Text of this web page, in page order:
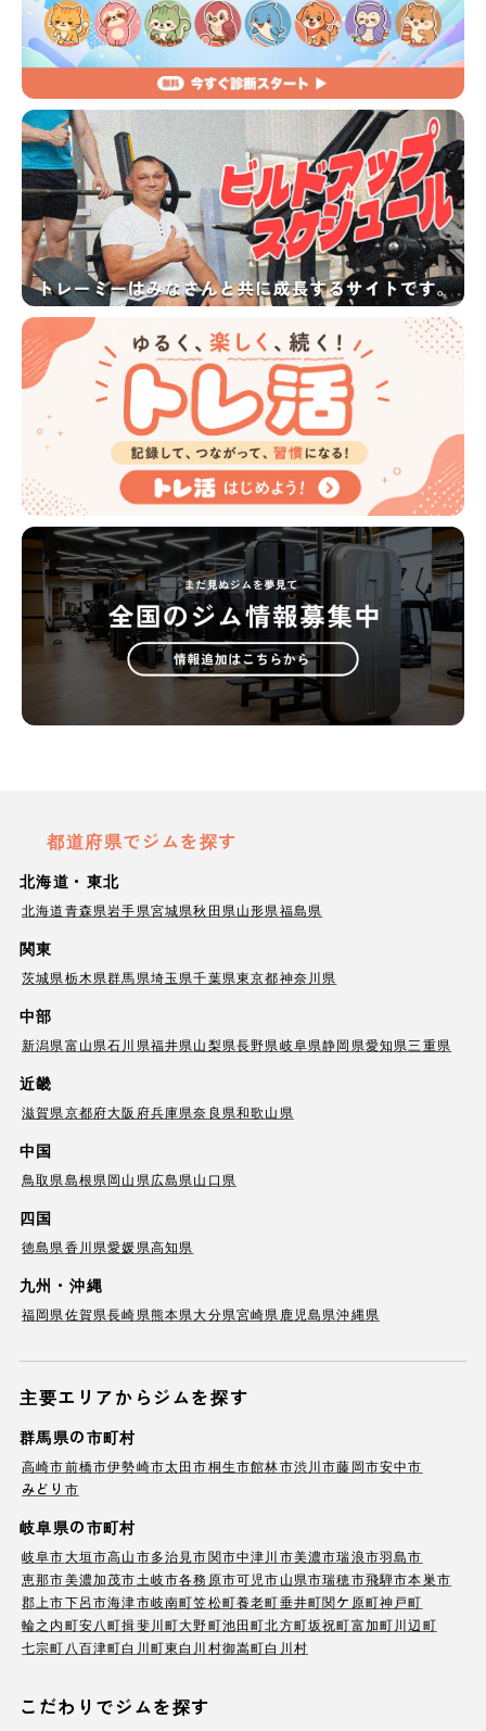
都道府県でジムを探す
北海道・東北
北海道青森県岩手県宮城県秋田県山形県福島県
関東
茨城県栃木県群馬県埼玉県千葉県東京都神奈川県
中部
新潟県富山県石川県福井県山梨県長野県岐阜県静岡県愛知県三重県
近畿
滋賀県京都府大阪府兵庫県奈良県和歌山県
中国
鳥取県島根県岡山県広島県山口県
四国
徳島県香川県愛媛県高知県
九州・沖縄
福岡県佐賀県長崎県熊本県大分県宮崎県 鹿児島県沖縄県
主要エリアからジムを探す
群馬県の市町村
高崎市前橋市伊勢崎市太田市桐生市館林市渋川市藤岡市安中市
みどり市
岐阜県の市町村
岐阜市大垣市高山市多治見市関市中津川市美濃市瑞浪市羽島市
恵那市美濃加茂市土岐市各務原市可児市山県市瑞穂市飛騨市本巣市
郡上市下呂市海津市岐南町笠松町養老町垂井町関ケ原町神戸町
輪之内町安八町揖斐川町大野町池田町北方町坂祝町富加町川辺町
七宗町 八百津町白川町東白川村御嵩町白川村
こだわりでジムを探す